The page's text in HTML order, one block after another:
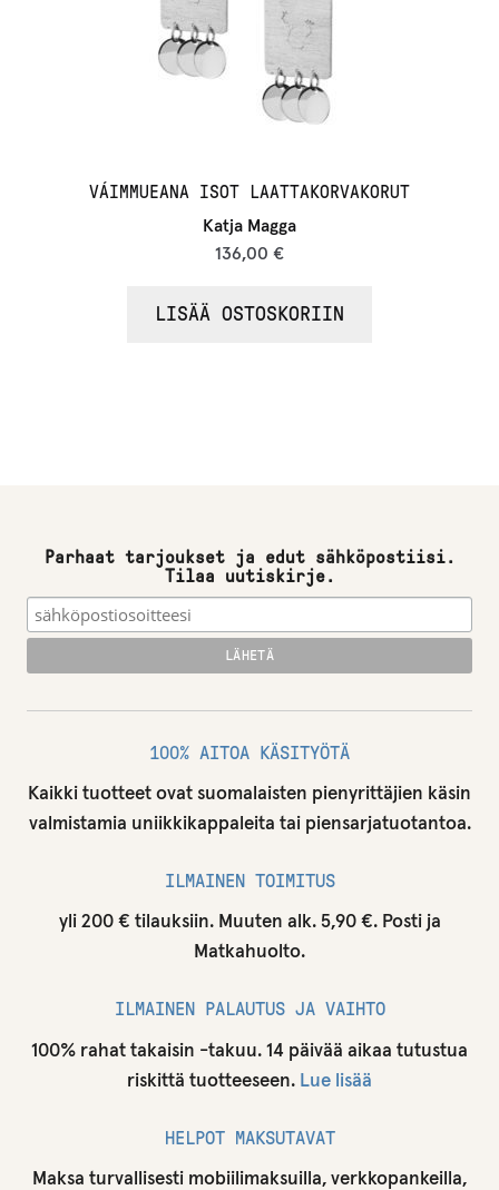
VÁIMMUEANA ISOT LAATTAKORVAKORUT
Katja Magga
136,00 €
LISÄÄ OSTOSKORIIN
Parhaat tarjoukset ja edut sähköpostiisi.
Tilaa uutiskirje.
100% AITOA KÄSITYÖTÄ
Kaikki tuotteet ovat suomalaisten pienyrittäjien käsin
valmistamia uniikkikappaleita tai piensarjatuotantoa.
ILMAINEN TOIMITUS
yli 200 € tilauksiin. Muuten alk. 5,90 €. Posti ja
Matkahuolto.
ILMAINEN PALAUTUS JA VAIHTO
100% rahat takaisin -takuu. 14 päivää aikaa tutustua
riskittä tuotteeseen. Lue lisää
HELPOT MAKSUTAVAT
Maksa turvallisesti mobiilimaksuilla, verkkopankeilla,